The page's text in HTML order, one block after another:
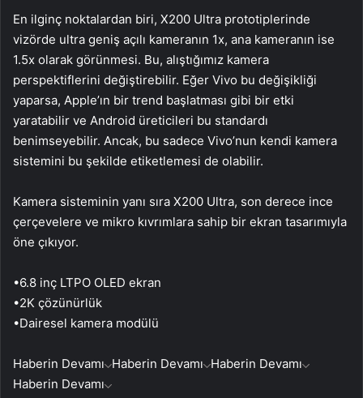
En ilginç noktalardan biri, X200 Ultra prototiplerinde
vizörde ultra geniş açılı kameranın 1x, ana kameranın ise
1.5x olarak görünmesi. Bu, alıştığımız kamera
perspektiflerini değiştirebilir. Eğer Vivo bu değişikliği
yaparsa, Apple’ın bir trend başlatması gibi bir etki
yaratabilir ve Android üreticileri bu standardı
benimseyebilir. Ancak, bu sadece Vivo’nun kendi kamera
sistemini bu şekilde etiketlemesi de olabilir.
Kamera sisteminin yanı sıra X200 Ultra, son derece ince
çerçevelere ve mikro kıvrımlara sahip bir ekran tasarımıyla
öne çıkıyor.
•6.8 inç LTPO OLED ekran
•2K çözünürlük
•Dairesel kamera modülü
Haberin Devamı Haberin Devamı Haberin Devamı
Haberin Devamı